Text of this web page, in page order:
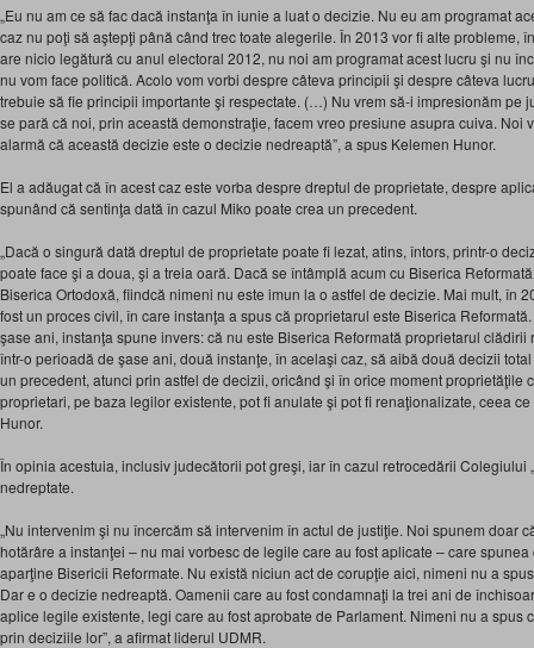
„Eu nu am ce să fac dacă instanţa în iunie a luat o decizie. Nu eu am programat
caz nu poţi să aştepţi până când trec toate alegerile. În 2013 vor fi alte probleme,
are nicio legătură cu anul electoral 2012, nu noi am programat acest lucru şi nu
nu vom face politică. Acolo vom vorbi despre câteva principii şi despre câteva
trebuie să fie principii importante şi respectate. (…) Nu vrem să-i impresionăm pe
se pară că noi, prin această demonstraţie, facem vreo presiune asupra cuiva. Noi
alarmă că această decizie este o decizie nedreaptă”, a spus Kelemen Hunor.
El a adăugat că în acest caz este vorba despre dreptul de proprietate, despre
spunând că sentinţa dată în cazul Miko poate crea un precedent.
„Dacă o singură dată dreptul de proprietate poate fi lezat, atins, întors, printr-o
poate face şi a doua, şi a treia oară. Dacă se întâmplă acum cu Biserica
Biserica Ortodoxă, fiindcă nimeni nu este imun la o astfel de decizie. Mai mult, în
fost un proces civil, în care instanţa a spus că proprietarul este Biserica
şase ani, instanţa spune invers: că nu este Biserica Reformată proprietarul
într-o perioadă de şase ani, două instanţe, în acelaşi caz, să aibă două decizii
un precedent, atunci prin astfel de decizii, oricând şi în orice moment proprietăţile
proprietari, pe baza legilor existente, pot fi anulate şi pot fi renaţionalizate, ceea
Hunor.
În opinia acestuia, inclusiv judecătorii pot greşi, iar în cazul retrocedării Colegiului
nedreptate.
„Nu intervenim şi nu încercăm să intervenim în actul de justiţie. Noi spunem doar
hotărâre a instanţei – nu mai vorbesc de legile care au fost aplicate – care
aparţine Bisericii Reformate. Nu există niciun act de corupţie aici, nimeni nu a
Dar e o decizie nedreaptă. Oamenii care au fost condamnaţi la trei ani de
aplice legile existente, legi care au fost aprobate de Parlament. Nimeni nu a spus
prin deciziile lor”, a afirmat liderul UDMR.